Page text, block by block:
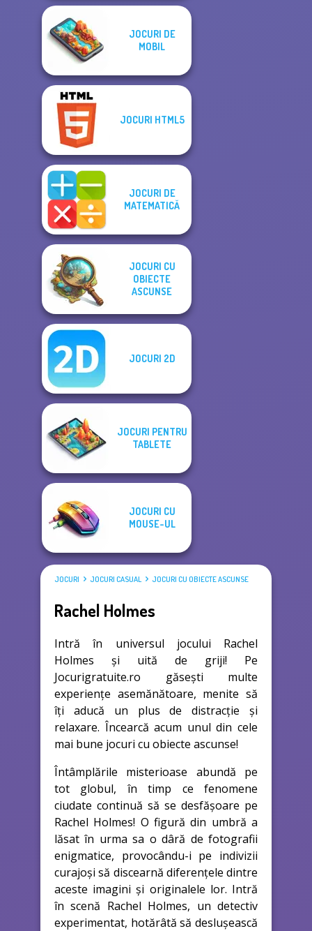
JOCURI DE
MOBIL
JOCURI HTML5
JOCURI DE
MATEMATICĂ
JOCURI CU
OBIECTE
ASCUNSE
JOCURI 2D
JOCURI PENTRU
TABLETE
JOCURI CU
MOUSE-UL
JOCURI JOCURI CASUAL JOCURI CU OBIECTE ASCUNSE
Rachel Holmes
Intră în universul jocului Rachel
Holmes și uită de griji! Pe
Jocurigratuite.ro găsești multe
experiențe asemănătoare, menite să
îți aducă un plus de distracție și
relaxare. Încearcă acum unul din cele
mai bune jocuri cu obiecte ascunse!
Întâmplările misterioase abundă pe
tot globul, în timp ce fenomene
ciudate continuă să se desfășoare pe
Rachel Holmes! O figură din umbră a
lăsat în urma sa o dâră de fotografii
enigmatice, provocându-i pe indivizii
curajoși să discearnă diferențele dintre
aceste imagini și originalele lor. Intră
în scenă Rachel Holmes, un detectiv
experimentat, hotărâtă să deslușească